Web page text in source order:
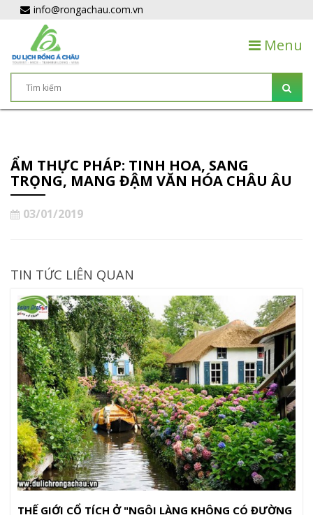
info@rongachau.com.vn
Menu
ẨM THỰC PHÁP: TINH HOA, SANG
TRỌNG, MANG ĐẬM VĂN HÓA CHÂU ÂU
03/01/2019
TIN TỨC LIÊN QUAN
THẾ GIỚI CỔ TÍCH Ở "NGÔI LÀNG KHÔNG CÓ ĐƯỜNG